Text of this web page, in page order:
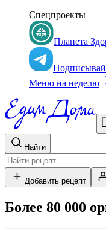
Спецпроекты
Планета
Меню на неделю
Найти
Добавить рецепт
Более 80 000